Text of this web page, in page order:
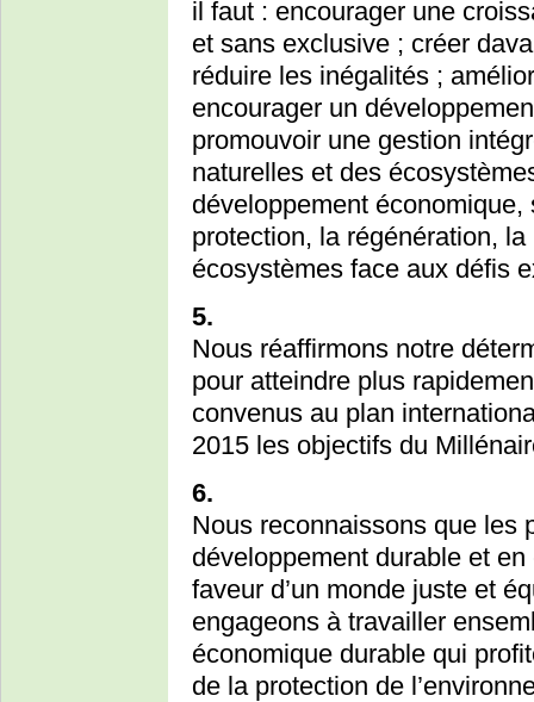
il faut : encourager une
et sans exclusive ; créer
réduire les inégalités ;
encourager un
promouvoir une gestion
naturelles et des
développement
protection, la régénération,
écosystèmes face aux défis
5.
Nous réaffirmons notre
pour atteindre plus
convenus au plan
2015 les objectifs du
6.
Nous reconnaissons que les
développement durable et
faveur d’un monde juste et
engageons à travailler
économique durable qui
de la protection de